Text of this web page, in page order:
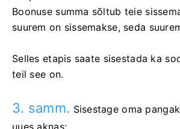
Boonuse summa sõltub teie
suurem on sissemakse, seda
Selles etapis saate sisestada ka
teil see on.
3. samm. Sisestage oma
uues aknas: